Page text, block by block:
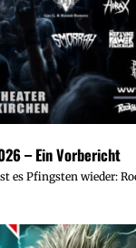
– Ein Vorbericht
es Pfingsten wieder: